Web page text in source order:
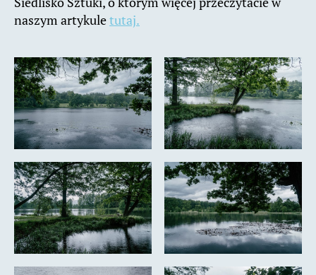
naszym artykuletutaj.